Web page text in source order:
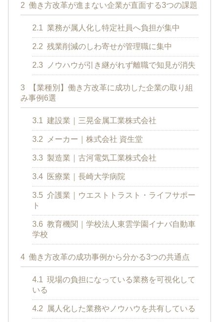
2 働き方改革が進まない企業が直面する3つの課題
2.1 業務が属人化し特定社員へ負担が集中
2.2 残業削減のしわ寄せが管理職に集中
2.3 ノウハウが引き継がれず離職で知見が消失
3
【業種別】働き方改革に成功した企業の取り組
み事例6選
3.1 建設業｜三晃金属工業株式会社
3.2 メーカー｜株式会社 資生堂
3.3 製造業｜古河電気工業株式会社
3.4 医療業｜長崎大学病院
3.5 介護業｜ウエストトラスト・ライフサポー
ト
3.6 教育機関｜学校法人東雲学園イナバ自動車
学校
4 働き方改革の成功事例から分かる3つの共通点
4.1 現場の負担になっている業務を可視化して
いる
4.2 属人化した業務やノウハウを共有している